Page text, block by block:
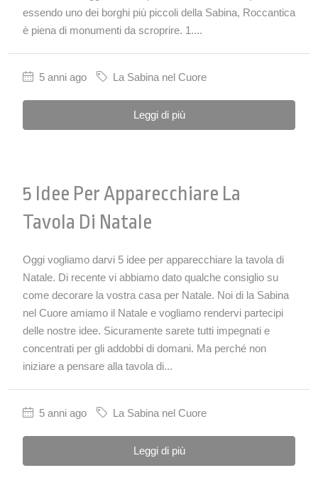
essendo uno dei borghi più piccoli della Sabina, Roccantica
è piena di monumenti da scroprire. 1....
5 anni ago La Sabina nel Cuore
Leggi di più
5 Idee Per Apparecchiare La
Tavola Di Natale
Oggi vogliamo darvi 5 idee per apparecchiare la tavola di
Natale. Di recente vi abbiamo dato qualche consiglio su
come decorare la vostra casa per Natale. Noi di la Sabina
nel Cuore amiamo il Natale e vogliamo rendervi partecipi
delle nostre idee. Sicuramente sarete tutti impegnati e
concentrati per gli addobbi di domani. Ma perché non
iniziare a pensare alla tavola di...
5 anni ago La Sabina nel Cuore
Leggi di più